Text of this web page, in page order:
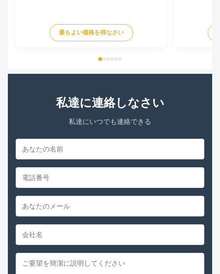
最もよい価格を得なさい
私達に連絡しなさい
私達にいつでも連絡できる